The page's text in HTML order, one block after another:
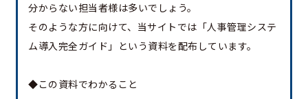
分からない担当者様は多いでしょう。
そのような方に向けて、当サイトでは「人事管理システ
ム導入完全ガイド」という資料を配布しています。
◆この資料でわかること